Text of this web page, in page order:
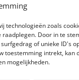
technologieën zoals
Door in te
of unieke ID's
toestemming intrekt, kan
mogelijkheden.
en
7442 CH
M:+ 316-
E: